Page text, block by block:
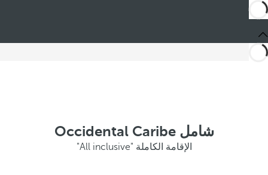
شامل Occidental Caribe
الإقامة الكاملة "All inclusive"